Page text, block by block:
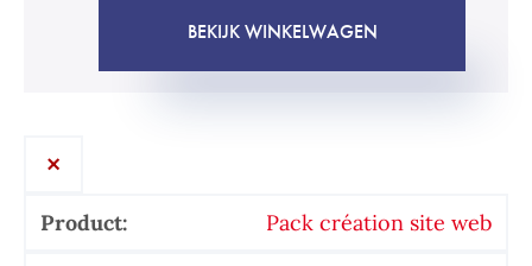
BEKIJK WINKELWAGEN
×
Pack création site web